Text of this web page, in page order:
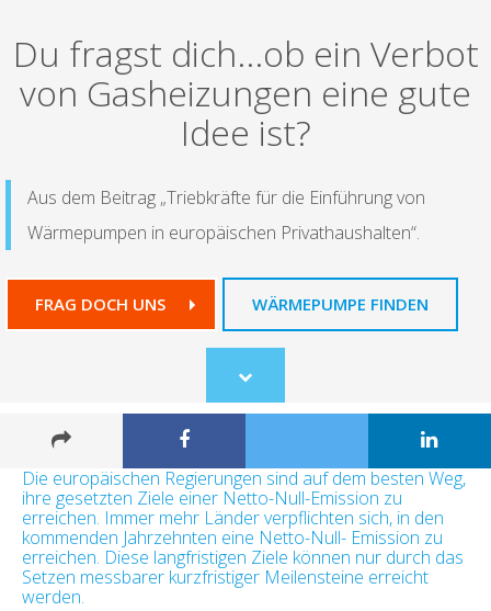
Du fragst dich...ob ein Verbot
von Gasheizungen eine gute
Idee ist?
Aus dem Beitrag „Triebkräfte für die Einführung von
Wärmepumpen in europäischen Privathaushalten“.
FRAG DOCH UNS WÄRMEPUMPE FINDEN
Scroll
to
Die europäischen Regierungen sind auf dem besten Weg,
ihre gesetzten Ziele einer Netto-Null-Emission zu
erreichen. Immer mehr Länder verpflichten sich, in den
kommenden Jahrzehnten eine Netto-Null- Emission zu
erreichen. Diese langfristigen Ziele können nur durch das
Setzen messbarer kurzfristiger Meilensteine erreicht
werden.